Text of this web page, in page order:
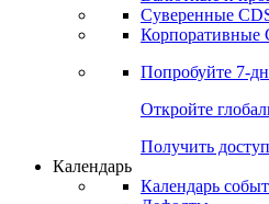
Получить доступ
Деривативы
Валютные и
Корпоративные
Попробуйте7-
Откройте